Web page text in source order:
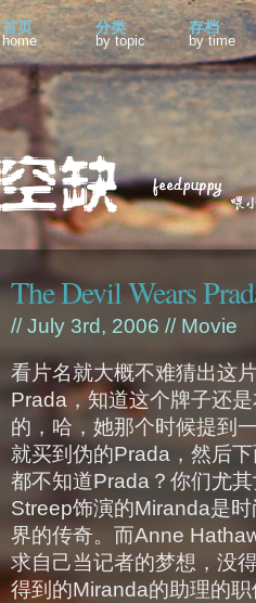
首页
home
分类
by topic
存档
by time
The Devil Wears
// July 3rd, 2006 // Movie
看片名就大概不难猜出这
Prada，知道这个牌子还
的，哈，她那个时候提到
就买到伪的Prada，然后
都不知道Prada？你们尤
Streep饰演的Miranda是
界的传奇。而Anne
求自己当记者的梦想，没
得到的Miranda的助理的